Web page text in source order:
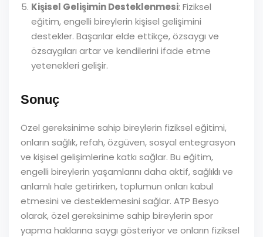
Kişisel Gelişimin Desteklenmesi: Fiziksel
eğitim, engelli bireylerin kişisel gelişimini
destekler. Başarılar elde ettikçe, özsaygı ve
özsaygıları artar ve kendilerini ifade etme
yetenekleri gelişir.
Sonuç
Özel gereksinime sahip bireylerin fiziksel eğitimi,
onların sağlık, refah, özgüven, sosyal entegrasyon
ve kişisel gelişimlerine katkı sağlar. Bu eğitim,
engelli bireylerin yaşamlarını daha aktif, sağlıklı ve
anlamlı hale getirirken, toplumun onları kabul
etmesini ve desteklemesini sağlar. ATP Besyo
olarak, özel gereksinime sahip bireylerin spor
yapma haklarına saygı gösteriyor ve onların fiziksel